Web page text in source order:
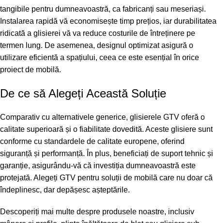
tangibile pentru dumneavoastră, ca fabricanți sau meseriași.
Instalarea rapidă vă economisește timp prețios, iar durabilitatea
ridicată a glisierei vă va reduce costurile de întreținere pe
termen lung. De asemenea, designul optimizat asigură o
utilizare eficientă a spațiului, ceea ce este esențial în orice
proiect de mobilă.
De ce să Alegeți Această Soluție
Comparativ cu alternativele generice, glisierele GTV oferă o
calitate superioară și o fiabilitate dovedită. Aceste glisiere sunt
conforme cu standardele de calitate europene, oferind
siguranță și performanță. În plus, beneficiați de suport tehnic și
garanție, asigurându-vă că investiția dumneavoastră este
protejată. Alegeți GTV pentru soluții de mobilă care nu doar că
îndeplinesc, dar depășesc așteptările.
Descoperiți mai multe despre produsele noastre, inclusiv